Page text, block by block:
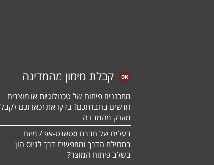
קבלת מימון מהמדינה
מתכננים פיתוח של טכנולוגיות או מוצרים
חדשים בחברתכם? בדקו את זכאותכם לקבל
מענק מהמדינה
בעלים של חברת סטארט-אפ / מיזם
בתחילת הדרך ומחפשים דרך לגיוס הון
בשלב פיתוח המוצר?